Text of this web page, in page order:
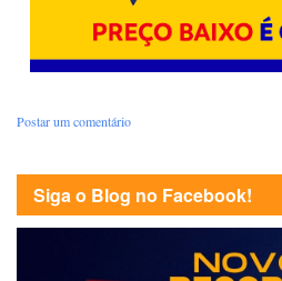
Postar um comentário
Siga o Blog no Facebook!